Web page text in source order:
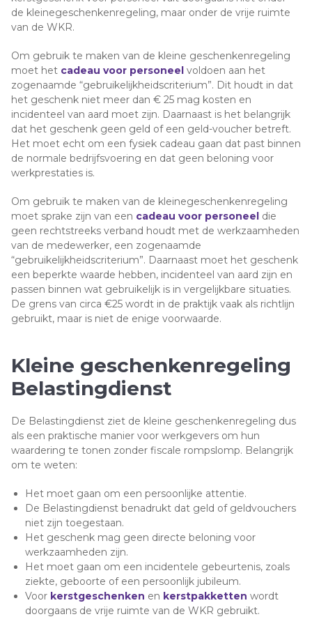
de kleinegeschenkenregeling, maar onder de vrije ruimte
van de WKR.
Om gebruik te maken van de kleine geschenkenregeling
moet het cadeau voor personeel voldoen aan het
zogenaamde “gebruikelijkheidscriterium”. Dit houdt in dat
het geschenk niet meer dan € 25 mag kosten en
incidenteel van aard moet zijn. Daarnaast is het belangrijk
dat het geschenk geen geld of een geld-voucher betreft.
Het moet echt om een fysiek cadeau gaan dat past binnen
de normale bedrijfsvoering en dat geen beloning voor
werkprestaties is.
Om gebruik te maken van de kleinegeschenkenregeling
moet sprake zijn van een cadeau voor personeel die
geen rechtstreeks verband houdt met de werkzaamheden
van de medewerker, een zogenaamde
“gebruikelijkheidscriterium”. Daarnaast moet het geschenk
een beperkte waarde hebben, incidenteel van aard zijn en
passen binnen wat gebruikelijk is in vergelijkbare situaties.
De grens van circa €25 wordt in de praktijk vaak als richtlijn
gebruikt, maar is niet de enige voorwaarde.
Kleine geschenkenregeling
Belastingdienst
De Belastingdienst ziet de kleine geschenkenregeling dus
als een praktische manier voor werkgevers om hun
waardering te tonen zonder fiscale rompslomp. Belangrijk
om te weten:
Het moet gaan om een persoonlijke attentie.
De Belastingdienst benadrukt dat geld of geldvouchers
niet zijn toegestaan.
Het geschenk mag geen directe beloning voor
werkzaamheden zijn.
Het moet gaan om een incidentele gebeurtenis, zoals
ziekte, geboorte of een persoonlijk jubileum.
Voor kerstgeschenken en kerstpakketten wordt
doorgaans de vrije ruimte van de WKR gebruikt.